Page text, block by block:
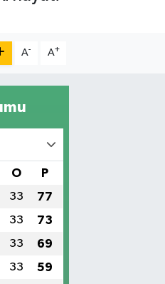
A- A+
O P
33 77
33 73
33 69
33 59